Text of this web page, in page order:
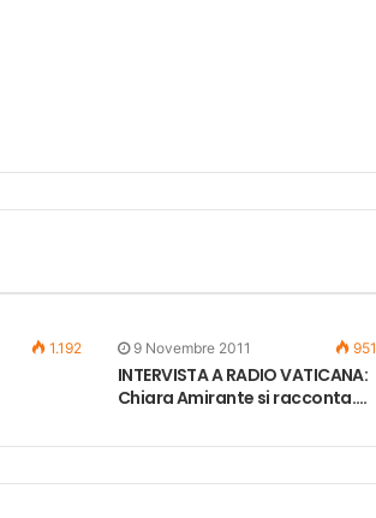
1.192 9 Novembre 2011 951
INTERVISTA A RADIO VATICANA:
Chiara Amirante si racconta….